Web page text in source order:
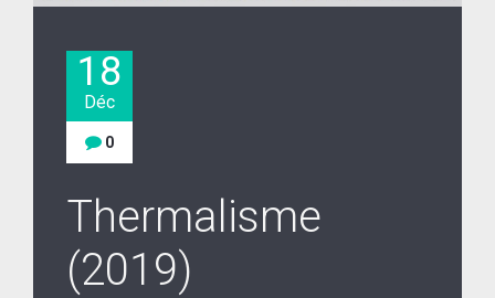
18
Déc
0
Thermalisme
(2019)